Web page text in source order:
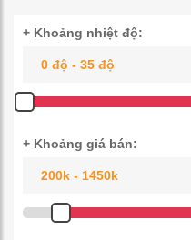
+ Khoảng nhiệt độ:
+ Khoảng giá bán: